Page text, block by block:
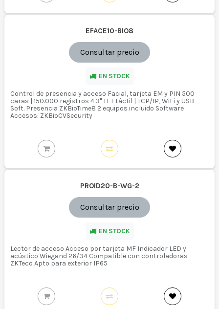
EFACE10-BIO8
Consultar precio
EN STOCK
Control de presencia y acceso Facial, tarjeta EM y PIN 500
caras | 150.000 registros 4.3" TFT táctil | TCP/IP, WiFi y USB
Soft. Presencia ZKBioTime8 2 equipos incluido Software
Accesos: ZKBioCVSecurity
PROID20-B-WG-2
Consultar precio
EN STOCK
Lector de acceso Acceso por tarjeta MF Indicador LED y
acústico Wiegand 26/34 Compatible con controladoras
ZKTeco Apto para exterior IP65